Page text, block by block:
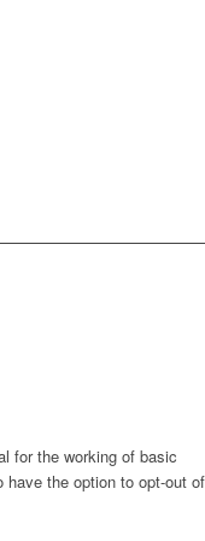
for the working of basic
the option to opt-out of